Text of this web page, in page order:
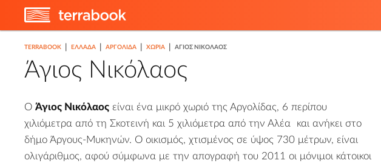
TERRABOOK ΕΛΛΑΔΑ ΑΡΓΟΛΊΔΑ ΧΩΡΙΆ ΆΓΙΟΣ ΝΙΚΌΛΑΟΣ
Άγιος Νικόλαος
Ο Άγιος Νικόλαος είναι ένα μικρό χωριό της Αργολίδας, 6 περίπου
χιλιόμετρα από τη Σκοτεινή και 5 χιλιόμετρα από την Αλέα και ανήκει στο
δήμο Άργους-Μυκηνών. Ο οικισμός, χτισμένος σε ύψος 730 μέτρων, είναι
ολιγάριθμος, αφού σύμφωνα με την απογραφή του 2011 οι μόνιμοι κάτοικοι